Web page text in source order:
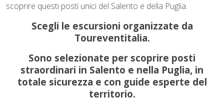
scoprire questi posti unici del Salento e della Puglia.
Scegli le escursioni organizzate da
Toureventitalia.
Sono selezionate per scoprire posti
straordinari in Salento e nella Puglia, in
totale sicurezza e con guide esperte del
territorio.